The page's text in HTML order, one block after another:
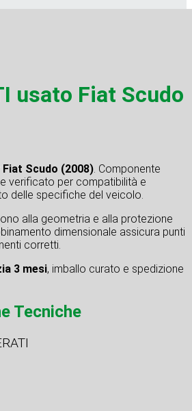
usato Fiat Scudo
Scudo (2008). Componente
verificato per compatibilità e
delle specifiche del veicolo.
alla geometria e alla protezione
dimensionale assicura punti
corretti.
3 mesi, imballo curato e spedizione
Tecniche